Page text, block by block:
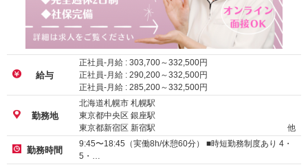
給与
正社員-月給 : 303,700～332,500円
正社員-月給 : 290,200～332,500円
正社員-月給 : 285,200～332,500円
勤務地
北海道札幌市 札幌駅
東京都中央区 銀座駅
東京都新宿区 新宿駅
他
勤務時間
9:45〜18:45（実働8h/休憩60分） ■時短勤務制度あり 4・
5・…